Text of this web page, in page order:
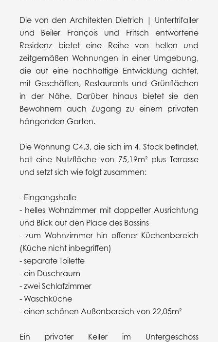
Die von den Architekten Dietrich | Untertrifaller
und Beiler François und Fritsch entworfene
Residenz bietet eine Reihe von hellen und
zeitgemäßen Wohnungen in einer Umgebung,
die auf eine nachhaltige Entwicklung achtet,
mit Geschäften, Restaurants und Grünflächen
in der Nähe. Darüber hinaus bietet sie den
Bewohnern auch Zugang zu einem privaten
hängenden Garten.
Die Wohnung C4.3, die sich im 4. Stock befindet,
hat eine Nutzfläche von 75,19m² plus Terrasse
und setzt sich wie folgt zusammen:
- Eingangshalle
- helles Wohnzimmer mit doppelter Ausrichtung
und Blick auf den Place des Bassins
- zum Wohnzimmer hin offener Küchenbereich
(Küche nicht inbegriffen)
- separate Toilette
- ein Duschraum
- zwei Schlafzimmer
- Waschküche
- einen schönen Außenbereich von 22,05m²
Ein privater Keller im Untergeschoss